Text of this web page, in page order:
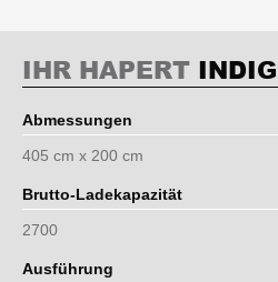
IHR HAPERT
Abmessungen
405 cm x 200 cm
Brutto-Ladekapazität
2700
Ausführung